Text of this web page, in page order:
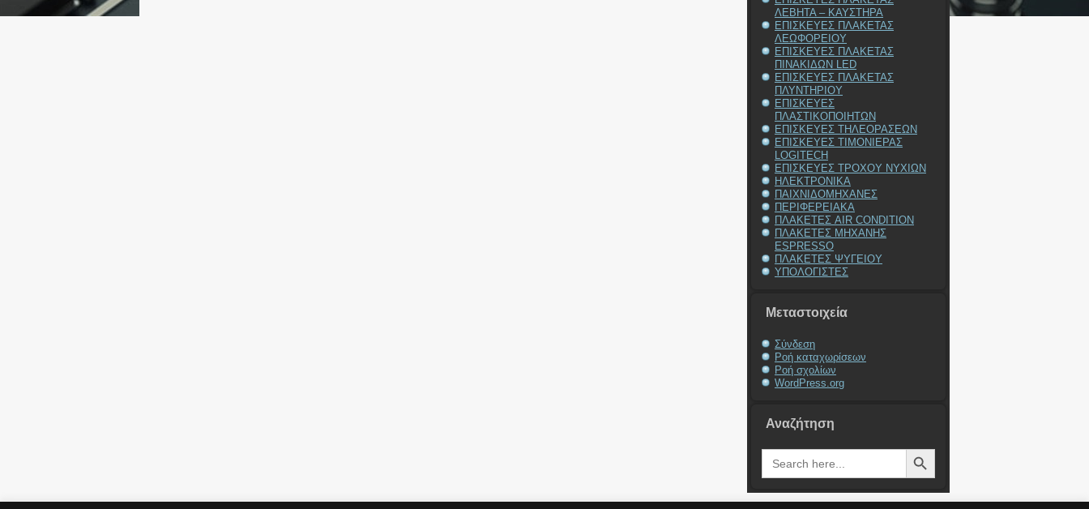
ΛΕΒΗΤΑ – ΚΑΥΣΤΗΡΑ
ΕΠΙΣΚΕΥΕΣ ΠΛΑΚΕΤΑΣ
ΛΕΩΦΟΡΕΙΟΥ
ΕΠΙΣΚΕΥΕΣ ΠΛΑΚΕΤΑΣ
ΠΙΝΑΚΙΔΩΝ LED
ΕΠΙΣΚΕΥΕΣ ΠΛΑΚΕΤΑΣ
ΠΛΥΝΤΗΡΙΟΥ
ΕΠΙΣΚΕΥΕΣ
ΠΛΑΣΤΙΚΟΠΟΙΗΤΩΝ
ΕΠΙΣΚΕΥΕΣ ΤΗΛΕΟΡΑΣΕΩΝ
ΕΠΙΣΚΕΥΕΣ ΤΙΜΟΝΙΕΡΑΣ
LOGITECH
ΕΠΙΣΚΕΥΕΣ ΤΡΟΧΟΥ ΝΥΧΙΩΝ
ΗΛΕΚΤΡΟΝΙΚΑ
ΠΑΙΧΝΙΔΟΜΗΧΑΝΕΣ
ΠΕΡΙΦΕΡΕΙΑΚΑ
ΠΛΑΚΕΤΕΣ AIR CONDITION
ΠΛΑΚΕΤΕΣ ΜΗΧΑΝΗΣ
ESPRESSO
ΠΛΑΚΕΤΕΣ ΨΥΓΕΙΟΥ
ΥΠΟΛΟΓΙΣΤΕΣ
Μεταστοιχεία
Σύνδεση
Ροή καταχωρίσεων
Ροή σχολίων
WordPress.org
Αναζήτηση
Search
for:
Search Button